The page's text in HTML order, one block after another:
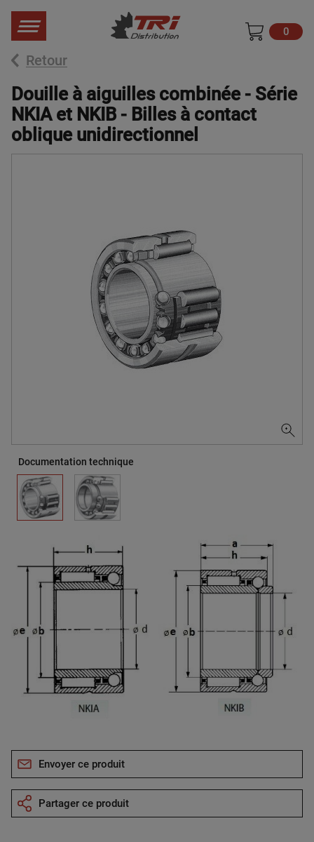
0
Retour
Douille à aiguilles combinée - Série
NKIA et NKIB - Billes à contact
oblique unidirectionnel
Documentation technique
Envoyer ce produit
Partager ce produit